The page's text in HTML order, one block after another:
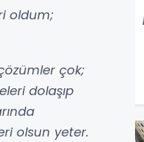
oldum;
çok;
dolaşıp
olsun yeter.